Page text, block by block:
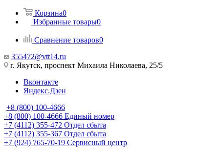
Корзина0
Избранные товары0
Сравнение товаров0
355472@vtt14.ru
г. Якутск, проспект Михаила Николаева, 25/5
Вконтакте
Яндекс.Дзен
+8 (800) 100-4666
+8 (800) 100-4666 Единый номер
+7 (4112) 355-472 Отдел сбыта
+7 (4112) 355-367 Отдел сбыта
+7 (924) 765-70-19 Сервисный центр